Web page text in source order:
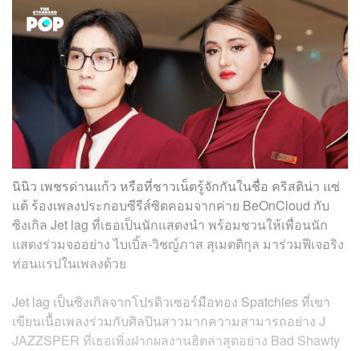
นินิว เพชรด่านแก้ว หรือที่ชาวเน็ตรู้จักกันในชื่อ คริสติน่า แซ่
แต้ ร้องเพลงประกอบซีรีส์ซิตคอมจากค่าย BeOnCloud กับ
ซิงเกิล Jet lag ที่เธอเป็นนักแสดงนำ พร้อมชวนให้เพื่อนนัก
แสดงร่วมจออย่าง ไบเบิ้ล-วิชญ์ภาส สุเมตติกุล มาร่วมฟีเจอริง
ท่อนแรปในเพลงด้วย
Jet lag เป็นซิงเกิลจากโปรดิวเซอร์มือทอง Spatchies ที่เขา
เขียนเนื้อเพลงร่วมกับศิลปินสาวมากความสามารถอย่าง J
JAZZSPER ที่เธอเพิ่งฝากผลงานฮิตล่าสุดอย่าง Bad Shawty